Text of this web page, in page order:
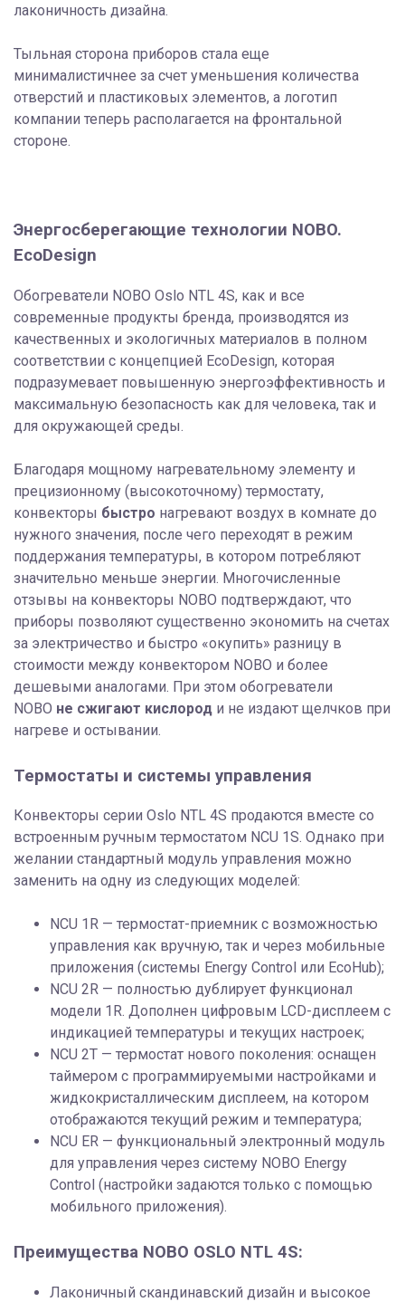
лаконичность дизайна.
Тыльная сторона приборов стала еще
минималистичнее за счет уменьшения количества
отверстий и пластиковых элементов, а логотип
компании теперь располагается на фронтальной
стороне.
Энергосберегающие технологии NOBO.
EcoDesign
Обогреватели NOBO Oslo NTL 4S, как и все
современные продукты бренда, производятся из
качественных и экологичных материалов в полном
соответствии с концепцией EcoDesign, которая
подразумевает повышенную энергоэффективность и
максимальную безопасность как для человека, так и
для окружающей среды.
Благодаря мощному нагревательному элементу и
прецизионному (высокоточному) термостату,
конвекторы быстро нагревают воздух в комнате до
нужного значения, после чего переходят в режим
поддержания температуры, в котором потребляют
значительно меньше энергии. Многочисленные
отзывы на конвекторы NOBO подтверждают, что
приборы позволяют существенно экономить на счетах
за электричество и быстро «окупить» разницу в
стоимости между конвектором NOBO и более
дешевыми аналогами. При этом обогреватели
NOBO не сжигают кислород и не издают щелчков при
нагреве и остывании.
Термостаты и системы управления
Конвекторы серии Oslo NTL 4S продаются вместе со
встроенным ручным термостатом NCU 1S. Однако при
желании стандартный модуль управления можно
заменить на одну из следующих моделей:
NCU 1R — термостат-приемник с возможностью
управления как вручную, так и через мобильные
приложения (системы Energy Control или EcoHub);
NCU 2R — полностью дублирует функционал
модели 1R. Дополнен цифровым LCD-дисплеем с
индикацией температуры и текущих настроек;
NCU 2T — термостат нового поколения: оснащен
таймером с программируемыми настройками и
жидкокристаллическим дисплеем, на котором
отображаются текущий режим и температура;
NCU ER — функциональный электронный модуль
для управления через систему NOBO Energy
Control (настройки задаются только с помощью
мобильного приложения).
Преимущества NOBO OSLO NTL 4S:
Лаконичный скандинавский дизайн и высокое